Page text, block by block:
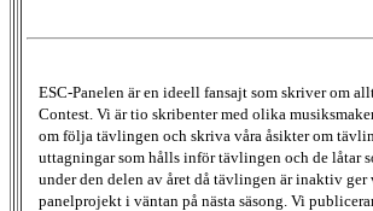
ESC-Panelen är en ideell fansajt som skriver om
Contest. Vi är tio skribenter med olika
om följa tävlingen och skriva våra åsikter om
uttagningar som hålls inför tävlingen och de låtar
under den delen av året då tävlingen är inaktiv
panelprojekt i väntan på nästa säsong. Vi